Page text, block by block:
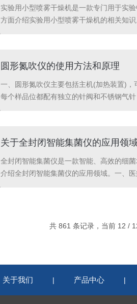
实验用小型喷雾干燥机是一款专门用于实
方面介绍实验用小型喷雾干燥机的相关知
圆形氮吹仪的使用方法和原理
一、圆形氮吹仪主要包括主机(加热装置)
每个样品位都配有独立的针阀和不锈钢气
关于全封闭智能集菌仪的应用领
全封闭智能集菌仪是一款智能、高效的细
介绍全封闭智能集菌仪的应用领域。一、
共 861 条记录，当前 12 /
关于我们 | 产品中心 |